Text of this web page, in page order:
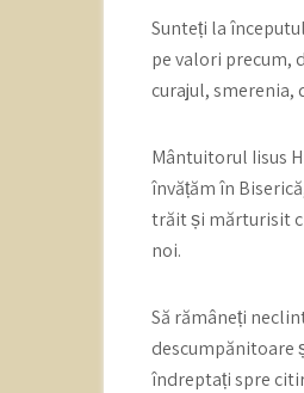
Sunteți la
pe valori precum,
curajul,
Mântuitorul Iisus
învățăm în
trăit și mărturisit
noi.
Să rămâneți
descumpănitoare
îndreptați spre